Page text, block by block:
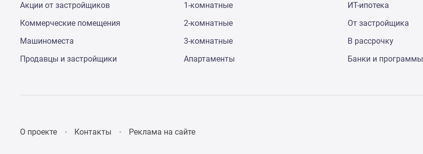
Акции от застройщиков
Коммерческие помещения
Машиноместа
Продавцы и застройщики
1-комнатные
2-комнатные
3-комнатные
Апартаменты
ИТ-ипотека
От застройщика
В рассрочку
Банки и программы
О проекте Контакты Реклама на сайте